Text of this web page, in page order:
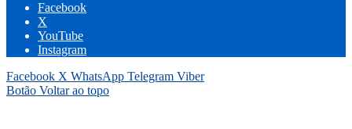
Facebook
X
YouTube
Instagram
Facebook X WhatsApp Telegram Viber
Botão Voltar ao topo